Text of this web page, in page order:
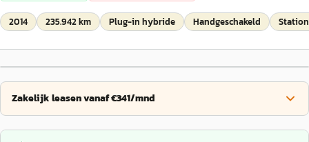
2014 235.942 km Plug-in hybride Handgeschakeld
Zakelijk leasen vanaf €341/mnd